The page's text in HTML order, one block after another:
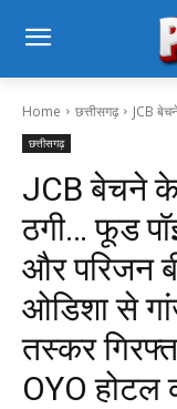
Home छत्तीसगढ़ JCB
छत्तीसगढ़
JCB बेचने
ठगी… फूड
और परिजन
ओडिशा से
तस्कर
OYO होटल